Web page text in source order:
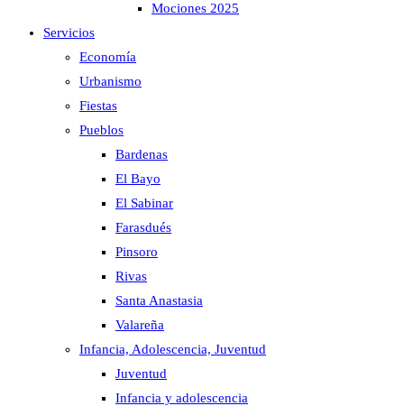
Mociones 2025
Servicios
Economía
Urbanismo
Fiestas
Pueblos
Bardenas
El Bayo
El Sabinar
Farasdués
Pinsoro
Rivas
Santa Anastasia
Valareña
Infancia, Adolescencia, Juventud
Juventud
Infancia y adolescencia